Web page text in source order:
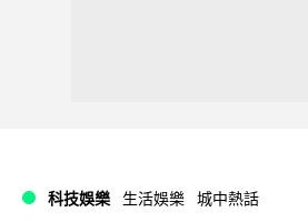
科技娛樂 生活娛樂 城中熱話